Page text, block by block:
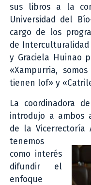
sus libros a la
Universidad del
cargo de los
de Interculturalidad
y Graciela Huinao
«Xampurria,
tienen lof» y
La coordinadora
introdujo a ambos
de la Vicerrectoría
tenemos
como interés
difundir el
enfoque